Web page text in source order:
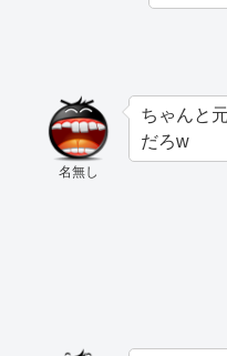
名無し
ちゃんと
だろw